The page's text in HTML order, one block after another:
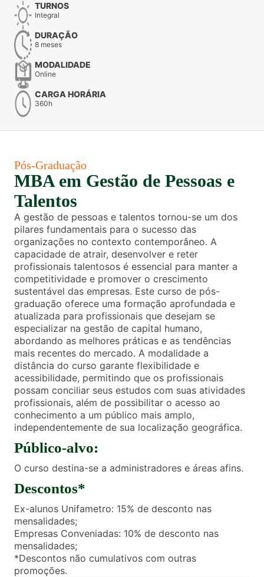
TURNOS
Integral
DURAÇÃO
8 meses
MODALIDADE
Online
CARGA HORÁRIA
360h
Pós-Graduação
MBA em Gestão de Pessoas e
Talentos
A gestão de pessoas e talentos tornou-se um dos
pilares fundamentais para o sucesso das
organizações no contexto contemporâneo. A
capacidade de atrair, desenvolver e reter
profissionais talentosos é essencial para manter a
competitividade e promover o crescimento
sustentável das empresas. Este curso de pós-
graduação oferece uma formação aprofundada e
atualizada para profissionais que desejam se
especializar na gestão de capital humano,
abordando as melhores práticas e as tendências
mais recentes do mercado. A modalidade a
distância do curso garante flexibilidade e
acessibilidade, permitindo que os profissionais
possam conciliar seus estudos com suas atividades
profissionais, além de possibilitar o acesso ao
conhecimento a um público mais amplo,
independentemente de sua localização geográfica.
Público-alvo:
O curso destina-se a administradores e áreas afins.
Descontos*
Ex-alunos Unifametro: 15% de desconto nas
mensalidades;
Empresas Conveniadas: 10% de desconto nas
mensalidades;
*Descontos não cumulativos com outras
promoções.